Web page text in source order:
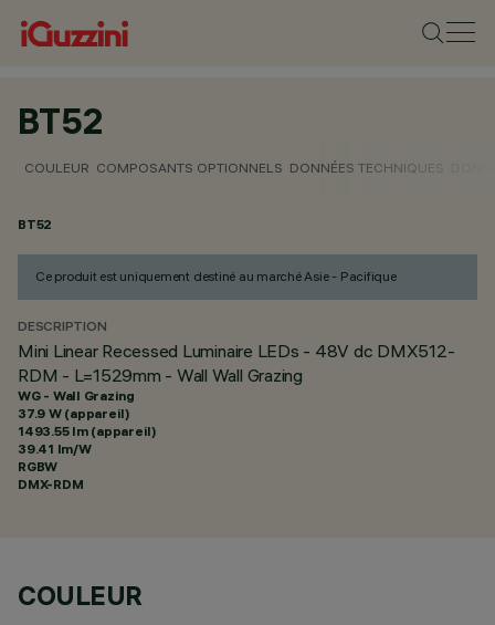
BT52
COULEUR COMPOSANTS OPTIONNELS DONNÉES TECHNIQUES
BT52
Ce produit est uniquement destiné au marché Asie - Pacifique
DESCRIPTION
Mini Linear Recessed Luminaire LEDs - 48V dc DMX512-
RDM - L=1529mm - Wall Wall Grazing
WG - Wall Grazing
37.9 W (appareil)
1493.55 lm (appareil)
39.41 lm/W
RGBW
DMX-RDM
COULEUR